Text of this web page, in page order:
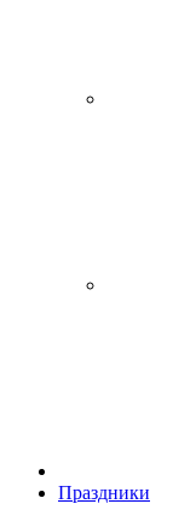
Праздники